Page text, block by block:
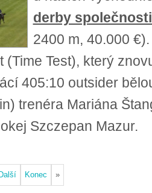
derby
2400 m, 40.000
(Time Test), který
405:10 outsider
trenéra Mariána
Szczepan Mazur.
Další Konec »